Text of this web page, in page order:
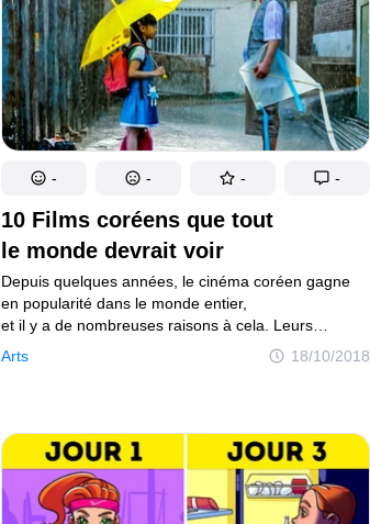
10 Films coréens que tout
le monde devrait voir
Arts 18/10/2018
Depuis quelques années, le cinéma coréen gagne
en popularité dans le monde entier,
et il y a de nombreuses raisons à cela. Leurs
scénarios se distinguent par leur traitement subtil
de la nature humaine, les réalisateurs tissent les
nous offrent une interprétation impeccable
et touchante.
- - - -